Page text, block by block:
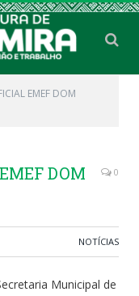
EMEF DOM
DOM
0
NOTÍCIAS
Municipal de